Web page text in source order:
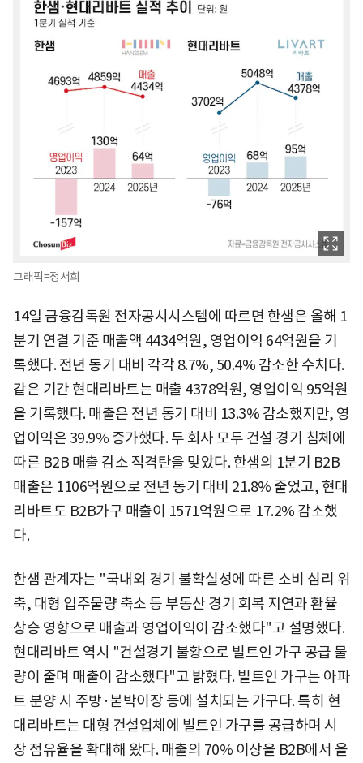
그래픽=정서희
14일 금융감독원 전자공시시스템에 따르면 한샘은 올해 1
분기 연결 기준 매출액 4434억원, 영업이익 64억원을 기
록했다. 전년 동기 대비 각각 8.7%, 50.4% 감소한 수치다.
같은 기간 현대리바트는 매출 4378억원, 영업이익 95억원
을 기록했다. 매출은 전년 동기 대비 13.3% 감소했지만, 영
업이익은 39.9% 증가했다. 두 회사 모두 건설 경기 침체에
따른 B2B 매출 감소 직격탄을 맞았다. 한샘의 1분기 B2B
매출은 1106억원으로 전년 동기 대비 21.8% 줄었고, 현대
리바트도 B2B가구 매출이 1571억원으로 17.2% 감소했
다.
한샘 관계자는 "국내외 경기 불확실성에 따른 소비 심리 위
축, 대형 입주물량 축소 등 부동산 경기 회복 지연과 환율
상승 영향으로 매출과 영업이익이 감소했다"고 설명했다.
현대리바트 역시 "건설경기 불황으로 빌트인 가구 공급 물
량이 줄며 매출이 감소했다"고 밝혔다. 빌트인 가구는 아파
트 분양 시 주방·붙박이장 등에 설치되는 가구다. 특히 현
대리바트는 대형 건설업체에 빌트인 가구를 공급하며 시
장 점유율을 확대해 왔다. 매출의 70% 이상을 B2B에서 올